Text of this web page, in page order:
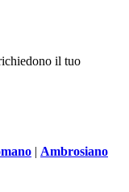
il tuo
| Ambrosiano